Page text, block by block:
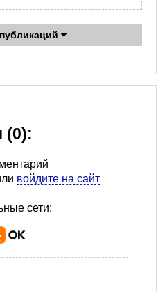
(0):
войдите на сайт
сети: